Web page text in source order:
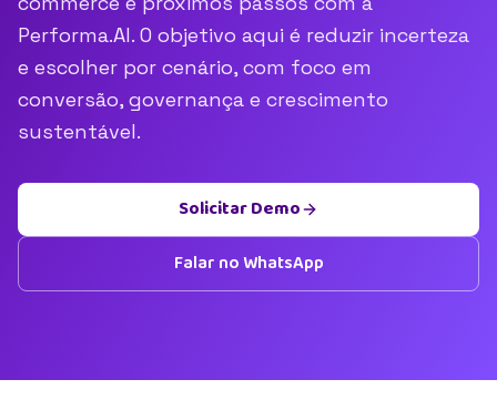
Performa.AI. O objetivo aqui é reduzir incerteza
e escolher por cenário, com foco em
conversão, governança e crescimento
sustentável.
Solicitar Demo
Falar no WhatsApp